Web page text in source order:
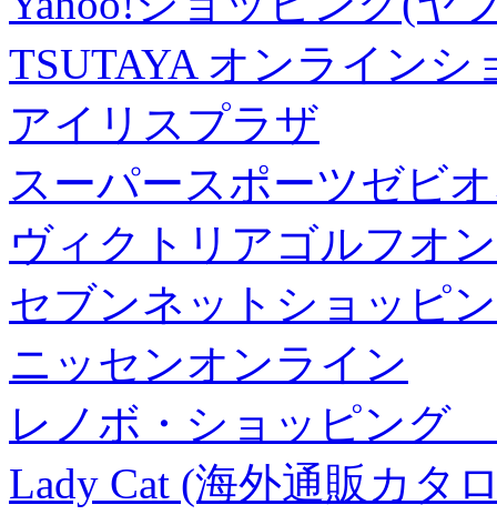
TSUTAYA オンラインシ
アイリスプラザ
スーパースポーツゼビ
ヴィクトリアゴルフオ
セブンネットショッピ
ニッセンオンライン
レノボ・ショッピング
Lady Cat (海外通販カタ